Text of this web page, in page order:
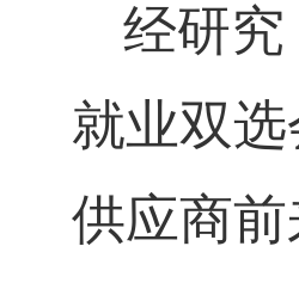
经研究
就业双
供应商